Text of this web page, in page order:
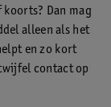
Dan mag
alleen als het
en zo kort
contact op